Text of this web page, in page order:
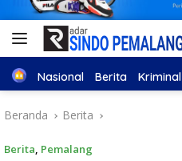
Home
Nasional Berita Kriminal
Beranda Berita
Berita, Pemalang